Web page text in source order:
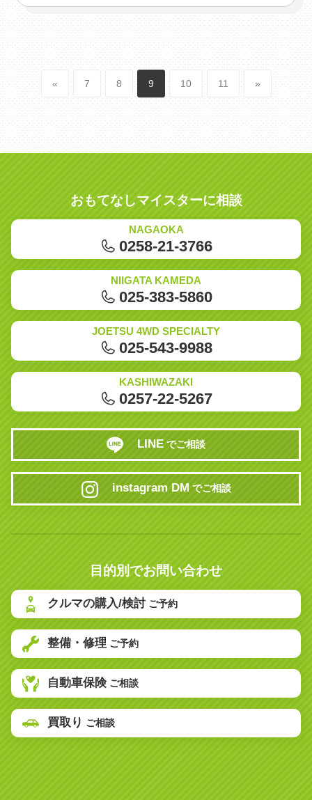
« 7 8 9 10 11 »
おもてなしマイスターに相談
NAGAOKA
0258-21-3766
NIIGATA KAMEDA
025-383-5860
JOETSU 4WD SPECIALTY
025-543-9988
KASHIWAZAKI
0257-22-5267
LINE でご相談
instagram DM でご相談
目的別でお問い合わせ
クルマの購入/検討 ご予約
整備・修理 ご予約
自動車保険 ご相談
買取り ご相談